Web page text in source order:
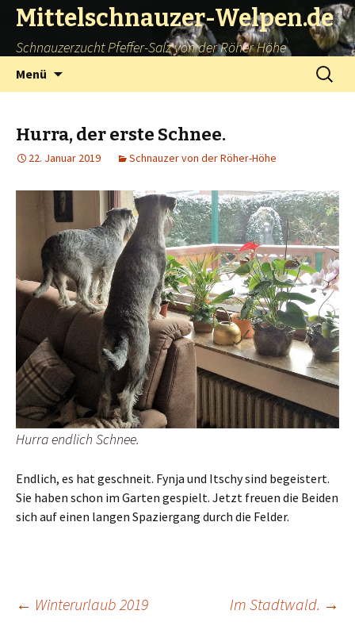
Mittelschnauzer-Welpen.de
Schnauzerzucht Pfeffer-Salz von der Röher Höhe
Menü
Suchen
nach:
Hurra, der erste Schnee.
22. Januar 2019 Schnauzer von der Röher-Höhe
Hurra endlich Schnee.
Endlich, es hat geschneit. Fynja und Itschy sind begeistert.
Sie haben schon im Garten gespielt. Jetzt freuen die Beiden
sich auf einen langen Spaziergang durch die Felder.
Beitrags-
← Winterurlaub 2019 Im Stadtwald. →